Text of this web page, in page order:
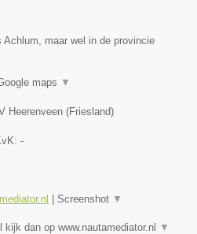
Achlum, maar wel in de provincie
maps ▼
Heerenveen (Friesland)
-
Screenshot ▼
dan op www.nautamediator.nl ▼